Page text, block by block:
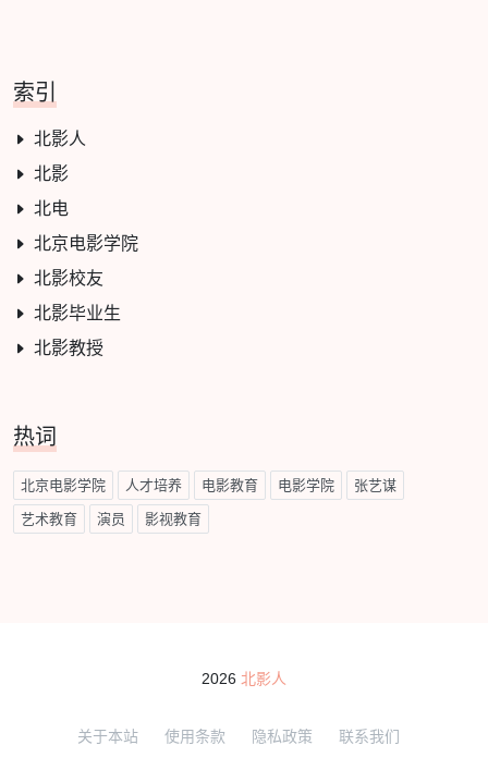
索引
北影人
北影
北电
北京电影学院
北影校友
北影毕业生
北影教授
热词
北京电影学院 人才培养 电影教育 电影学院 张艺谋
艺术教育 演员 影视教育
2026 北影人
关于本站 使用条款 隐私政策 联系我们